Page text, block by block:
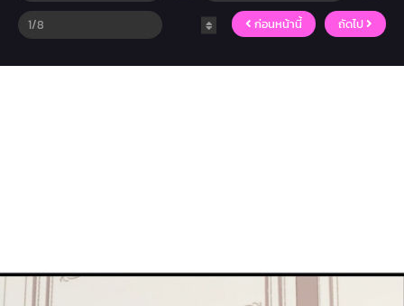
ก่อนหน้านี้ ถัดไป